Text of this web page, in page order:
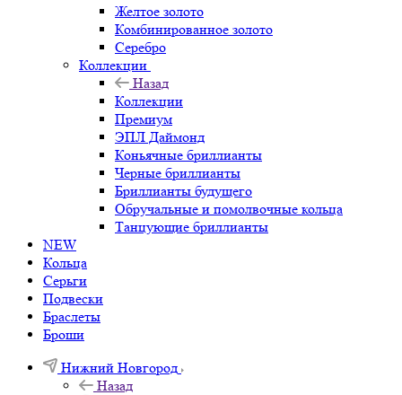
Желтое золото
Комбинированное золото
Серебро
Коллекции
Назад
Коллекции
Премиум
ЭПЛ Даймонд
Коньячные бриллианты
Черные бриллианты
Бриллианты будущего
Обручальные и помолвочные кольца
Танцующие бриллианты
NEW
Кольца
Серьги
Подвески
Браслеты
Броши
Нижний Новгород
Назад